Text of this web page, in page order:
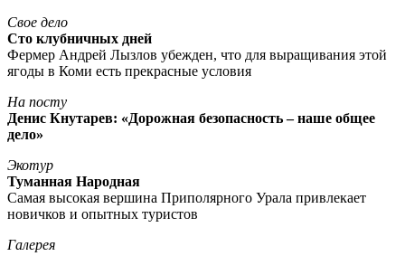
Свое дело
Сто клубничных дней
Фермер Андрей Лызлов убежден, что для выращивания этой
ягоды в Коми есть прекрасные условия
На посту
Денис Кнутарев: «Дорожная безопасность – наше общее
дело»
Экотур
Туманная Народная
Самая высокая вершина Приполярного Урала привлекает
новичков и опытных туристов
Галерея